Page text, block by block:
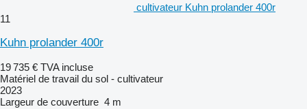
cultivateur Kuhn prolander 400r
11
Kuhn prolander 400r
19 735 € TVA incluse
Matériel de travail du sol - cultivateur
2023
Largeur de couverture 4 m